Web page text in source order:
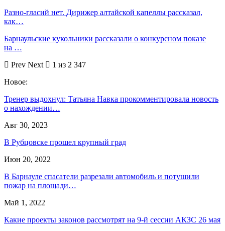
Разно-гласий нет. Дирижер алтайской капеллы рассказал,
как…
Барнаульские кукольники рассказали о конкурсном показе
на …
Prev Next
1 из 2 347
Новое:
Тренер выдохнул: Татьяна Навка прокомментировала новость
о нахождении…
Авг 30, 2023
В Рубцовске прошел крупный град
Июн 20, 2022
В Барнауле спасатели разрезали автомобиль и потушили
пожар на площади…
Май 1, 2022
Какие проекты законов рассмотрят на 9-й сессии АКЗС 26 мая